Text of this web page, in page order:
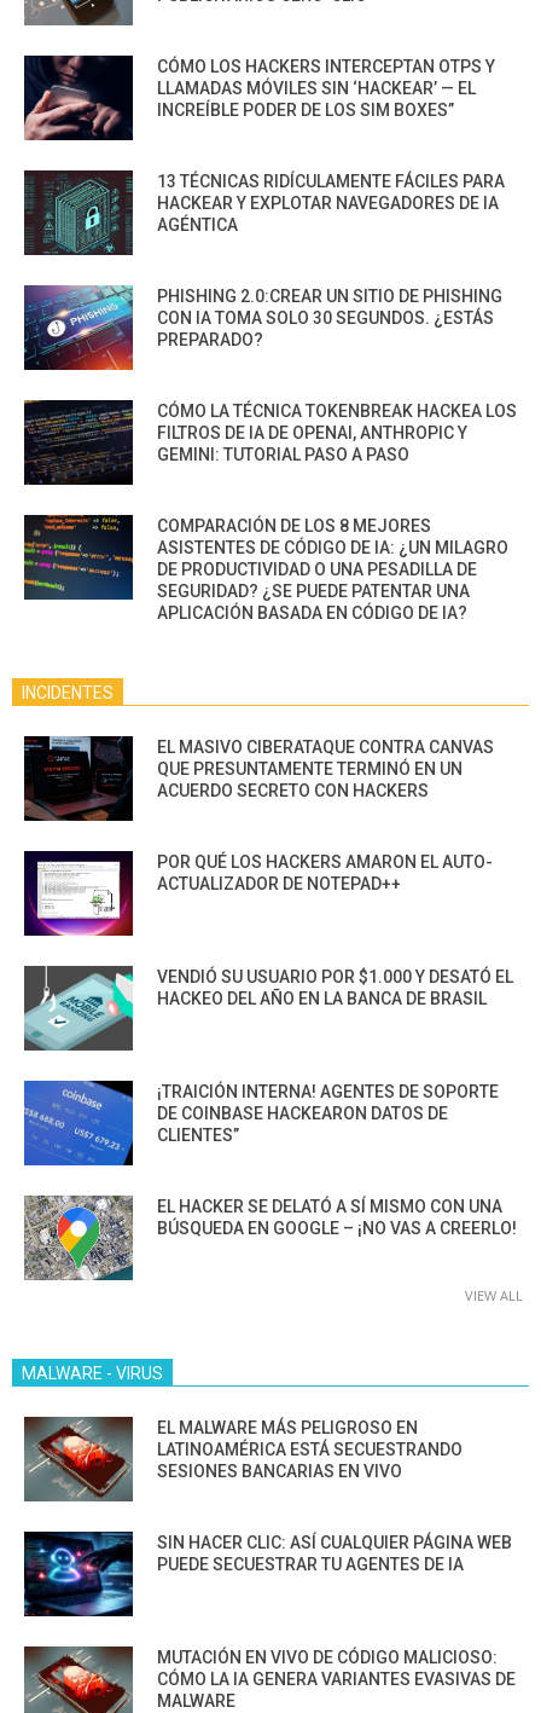
CÓMO LOS HACKERS INTERCEPTAN OTPS Y
LLAMADAS MÓVILES SIN ‘HACKEAR’ — EL
INCREÍBLE PODER DE LOS SIM BOXES”
13 TÉCNICAS RIDÍCULAMENTE FÁCILES PARA
HACKEAR Y EXPLOTAR NAVEGADORES DE IA
AGÉNTICA
PHISHING 2.0:CREAR UN SITIO DE PHISHING
CON IA TOMA SOLO 30 SEGUNDOS. ¿ESTÁS
PREPARADO?
CÓMO LA TÉCNICA TOKENBREAK HACKEA LOS
FILTROS DE IA DE OPENAI, ANTHROPIC Y
GEMINI: TUTORIAL PASO A PASO
COMPARACIÓN DE LOS 8 MEJORES
ASISTENTES DE CÓDIGO DE IA: ¿UN MILAGRO
DE PRODUCTIVIDAD O UNA PESADILLA DE
SEGURIDAD? ¿SE PUEDE PATENTAR UNA
APLICACIÓN BASADA EN CÓDIGO DE IA?
INCIDENTES
EL MASIVO CIBERATAQUE CONTRA CANVAS
QUE PRESUNTAMENTE TERMINÓ EN UN
ACUERDO SECRETO CON HACKERS
POR QUÉ LOS HACKERS AMARON EL AUTO-
ACTUALIZADOR DE NOTEPAD++
VENDIÓ SU USUARIO POR $1.000 Y DESATÓ EL
HACKEO DEL AÑO EN LA BANCA DE BRASIL
¡TRAICIÓN INTERNA! AGENTES DE SOPORTE
DE COINBASE HACKEARON DATOS DE
CLIENTES”
EL HACKER SE DELATÓ A SÍ MISMO CON UNA
BÚSQUEDA EN GOOGLE – ¡NO VAS A CREERLO!
VIEW ALL
MALWARE - VIRUS
EL MALWARE MÁS PELIGROSO EN
LATINOAMÉRICA ESTÁ SECUESTRANDO
SESIONES BANCARIAS EN VIVO
SIN HACER CLIC: ASÍ CUALQUIER PÁGINA WEB
PUEDE SECUESTRAR TU AGENTES DE IA
MUTACIÓN EN VIVO DE CÓDIGO MALICIOSO:
CÓMO LA IA GENERA VARIANTES EVASIVAS DE
MALWARE